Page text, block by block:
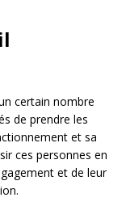
certain nombre
de prendre les
et sa
ces personnes en
et de leur